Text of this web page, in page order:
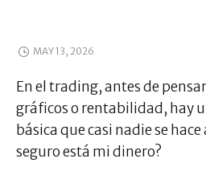
MAY 13, 2026
En el trading, antes de
gráficos o rentabilidad, hay
básica que casi nadie se
seguro está mi dinero?